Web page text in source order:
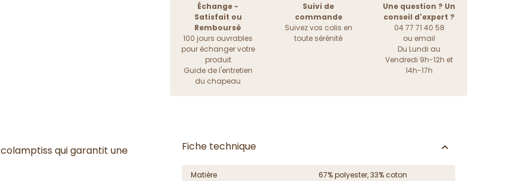
Échange -
Satisfait ou
Remboursé
100 jours ouvrables
pour échanger votre
produit
Guide de l'entretien
du chapeau
Suivi de
commande
Suivez vos colis en
toute sérénité
Une question ? Un
conseil d'expert ?
04 77 71 40 58
ou email
Du Lundi au
Vendredi 9h-12h et
14h-17h
colamptiss qui garantit une
Fiche technique
Matière
67% polyester, 33% coton